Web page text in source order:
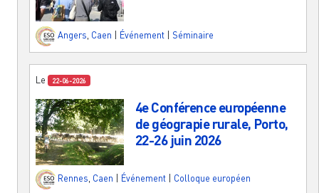
Angers Caen Événement Séminaire
Le 22-06-2026
4e Conférence européenne
de géograpie rurale, Porto,
22-26 juin 2026
Rennes Caen Événement Colloque européen